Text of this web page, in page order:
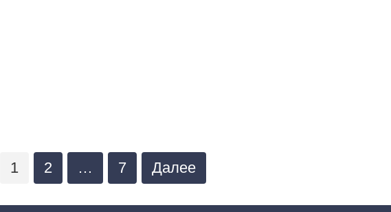
1 2 … 7 Далее